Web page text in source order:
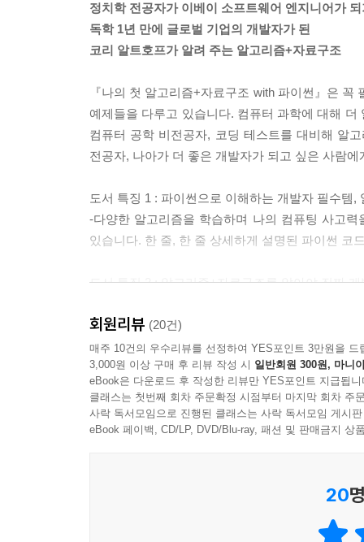
정치학 전공자가 이베이 소프트웨어 엔지니어가
독학 1년 만에 글로벌 기업의 개발자가 된
코리 알트호프가 알려 주는 알고리즘+자료구조
『나의 첫 알고리즘+자료구조 with 파이썬』은
예제들을 다루고 있습니다. 컴퓨터 과학에 대해
컴퓨터 공학 비전공자, 코딩 테스트를 대비해 알
전공자, 나아가 더 좋은 개발자가 되고 싶은 사람에
도서 특징 1 : 파이썬으로 이해하는 개발자 필수템,
-다양한 알고리즘을 학습하며 나의 컴퓨팅 사고
있습니다. 한 줄, 한 줄 상세하게 설명된 파이썬 코
도서 특징 2 : 알고리즘+자료구조를 알아야 진짜
해결하는 방법을 터득할 수 있습니다.
도서 특징 3 : 알고리즘+자료구조를 독학하는 방
-재미있고 쉽게 학습할 수 있도록 마련한 안전장
-용어 복습: 앞에서 배웠던 내용을 다시 한번 확인
-연습문제: 관련 개념을 충분히 이해했는지 직접
회원리뷰 (20건)
매주 10건의 우수리뷰를 선정하여 YES포인트 3만원을 드
3,000원 이상 구매 후 리뷰 작성 시 일반회원 300원, 마니
eBook은 다운로드 후 작성한 리뷰만 YES포인트 지급됩니
클래스는 첫번째 회차 주문확정 시점부터 마지막 회차 주
사락 독서모임으로 진행된 클래스는 사락 독서모임 게시
eBook 페이백, CD/LP, DVD/Blu-ray, 패션 및 판매금지 상
20